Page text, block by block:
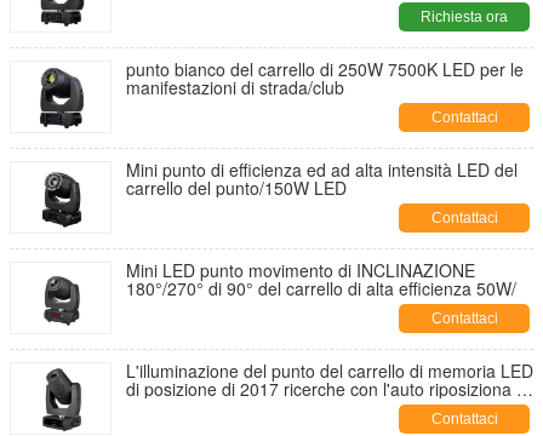
Richiesta ora
punto bianco del carrello di 250W 7500K LED per le
manifestazioni di strada/club
Contattaci
Mini punto di efficienza ed ad alta intensità LED del
carrello del punto/150W LED
Contattaci
Mini LED punto movimento di INCLINAZIONE
180°/270° di 90° del carrello di alta efficienza 50W/
Contattaci
L'illuminazione del punto del carrello di memoria LED
di posizione di 2017 ricerche con l'auto riposiziona la
Contattaci